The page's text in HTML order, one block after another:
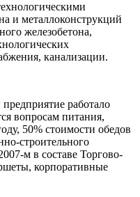
и металлоконструкций
железобетона,
канализации.
работало
вопросам питания,
50% стоимости обедов
строительного
м в составе Торгово-
корпоративные